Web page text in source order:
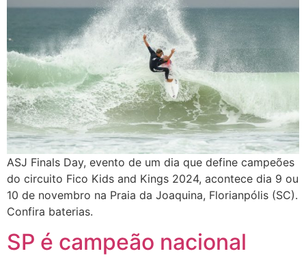
ASJ Finals Day, evento de um dia que define campeões
do circuito Fico Kids and Kings 2024, acontece dia 9 ou
10 de novembro na Praia da Joaquina, Florianpólis (SC).
Confira baterias.
SP é campeão nacional